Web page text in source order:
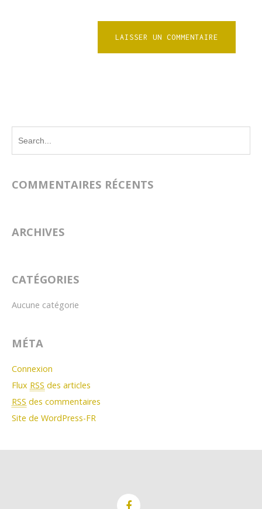
COMMENTAIRES RÉCENTS
ARCHIVES
CATÉGORIES
Aucune catégorie
MÉTA
Connexion
Flux RSS des articles
RSS des commentaires
Site de WordPress-FR